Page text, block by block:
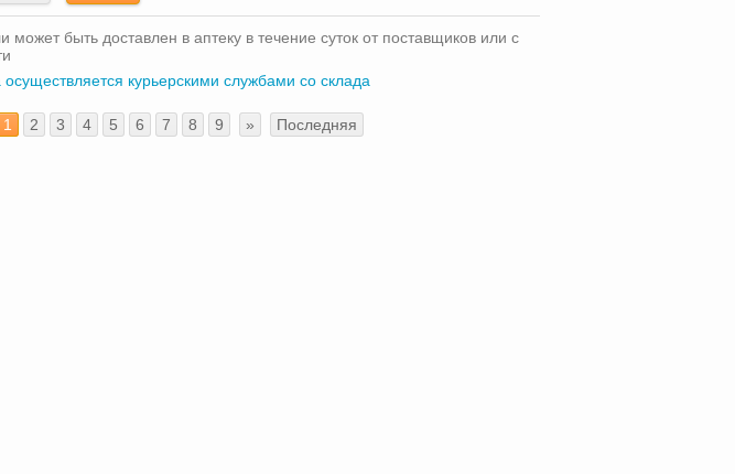
может быть доставлен в аптеку в течение суток от поставщиков или с
осуществляется курьерскими службами со склада
1 2 3 4 5 6 7 8 9 » Последняя